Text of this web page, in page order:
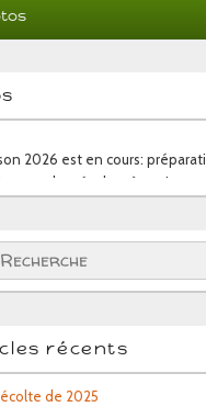
pour les récoltes à venir
:
Rechercher
récents
de 2025